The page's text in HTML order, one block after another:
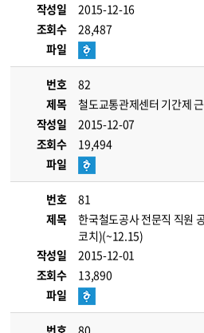
작성일
2015-12-16
조회수
28,487
파일
번호
82
제목
철도교통관제센터 기간제
작성일
2015-12-07
조회수
19,494
파일
번호
81
제목
한국철도공사 전문직 직원
코치)(~12.15)
작성일
2015-12-01
조회수
13,890
파일
번호
80